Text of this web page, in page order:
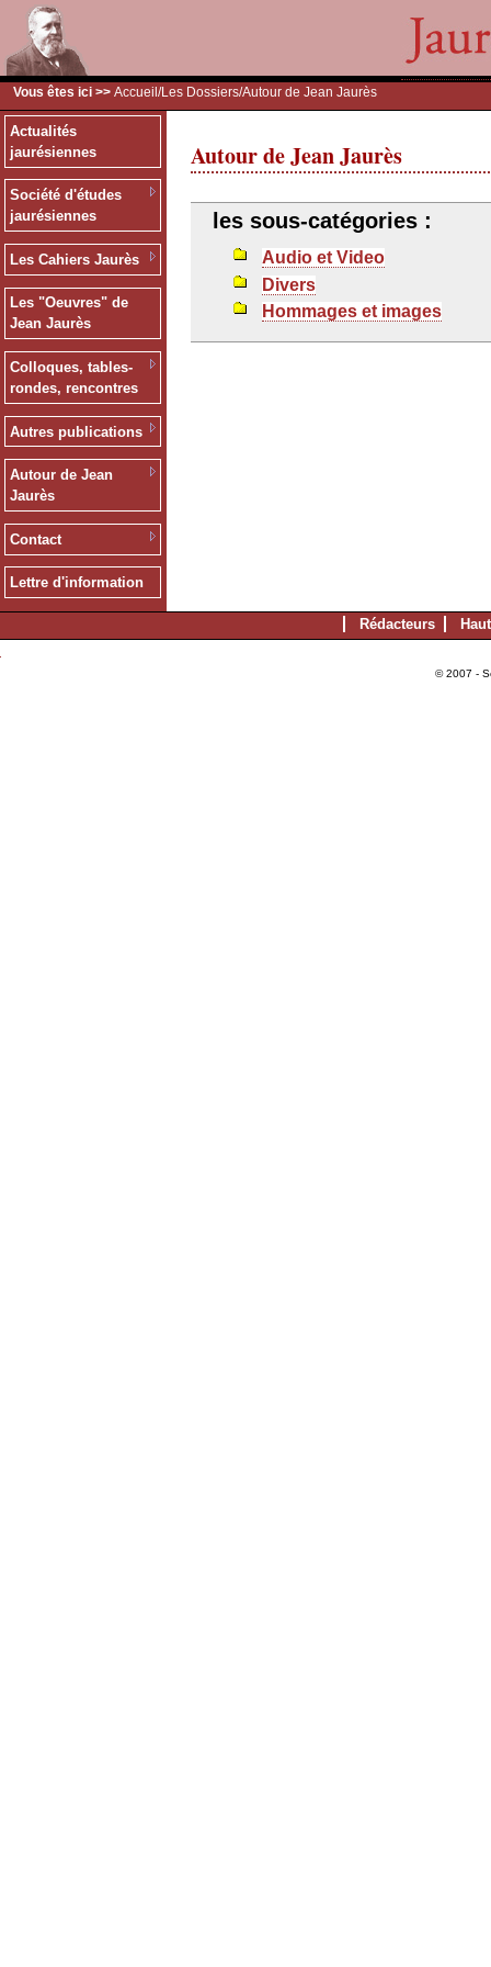
Vous êtes ici >> Accueil /Les Dossiers/Autour de Jean Jaurès
Actualités
jaurésiennes
Société d'études
jaurésiennes
Les Cahiers Jaurès
Les "Oeuvres" de
Jean Jaurès
Colloques, tables-
rondes, rencontres
Autres publications
Autour de Jean
Jaurès
Contact
Lettre d'information
Autour de Jean Jaurès
les sous-catégories :
Audio et Video
Divers
Hommages et images
Rédacteurs
© 2007 -